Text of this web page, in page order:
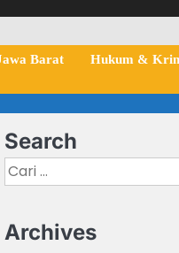
Barat
Hukum &
Search
Cari
untuk:
Archives